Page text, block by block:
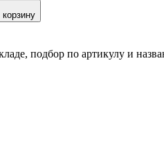
корзину
подбор по артикулу и